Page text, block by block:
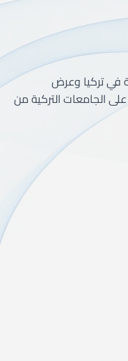
في تركيا وعرض
الجامعات التركية من